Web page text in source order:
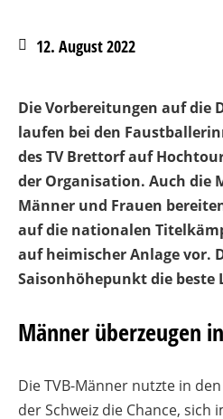
12. August 2022
Die Vorbereitungen auf die
laufen bei den
des TV Brettorf auf
der Organisation. Auch die
Männer und Frauen
auf die nationalen
auf heimischer Anlage vor.
Saisonhöhepunkt die beste
Männer überzeugen
Die TVB-Männer nutzte in
der Schweiz die Chance, sich